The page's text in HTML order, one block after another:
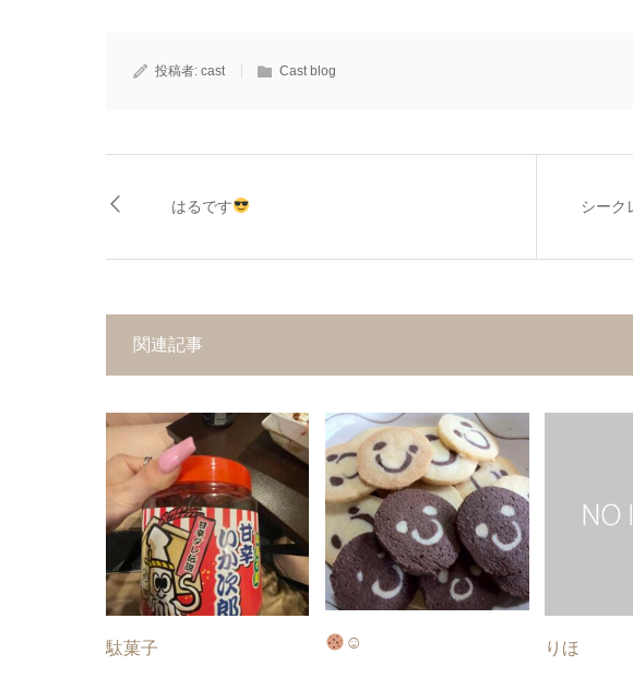
投稿者: cast Cast blog
はるです シーク
関連記事
駄菓子 ☺︎ りほ